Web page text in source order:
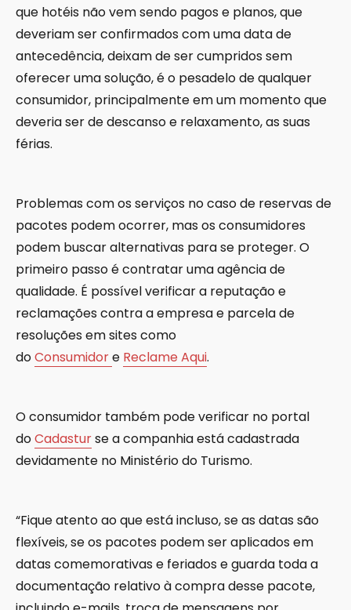
que hotéis não vem sendo pagos e planos, que
deveriam ser confirmados com uma data de
antecedência, deixam de ser cumpridos sem
oferecer uma solução, é o pesadelo de qualquer
consumidor, principalmente em um momento que
deveria ser de descanso e relaxamento, as suas
férias.
Problemas com os serviços no caso de reservas de
pacotes podem ocorrer, mas os consumidores
podem buscar alternativas para se proteger. O
primeiro passo é contratar uma agência de
qualidade. É possível verificar a reputação e
reclamações contra a empresa e parcela de
resoluções em sites como
doConsumidore Reclame Aqui.
O consumidor também pode verificar no portal
doCadasturse a companhia está cadastrada
devidamente no Ministério do Turismo.
“Fique atento ao que está incluso, se as datas são
flexíveis, se os pacotes podem ser aplicados em
datas comemorativas e feriados e guarda toda a
documentação relativo à compra desse pacote,